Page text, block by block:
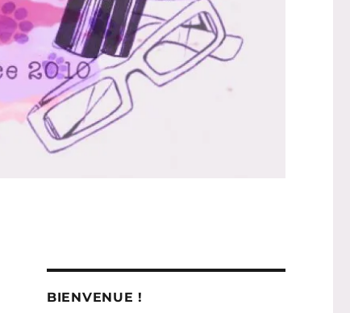
BIENVENUE !